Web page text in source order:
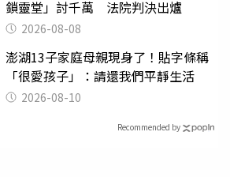
鎖靈堂」討千萬 法院判決出爐
2026-08-08
澎湖13子家庭母親現身了！貼字條稱
「很愛孩子」：請還我們平靜生活
2026-08-10
Recommended by